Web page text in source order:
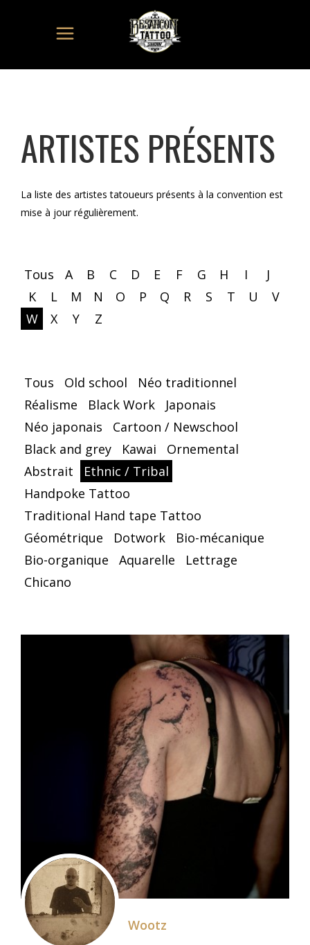
ARTISTES PRÉSENTS
La liste des artistes tatoueurs présents à la convention est
mise à jour régulièrement.
Tous A B C D E F G H I
J
K
L M N O P Q R S T U
V
W
X Y Z
Tous Old school
Néo traditionnel
Réalisme
Black Work
Japonais
Néo japonais
Cartoon / Newschool
Black and grey
Kawai
Ornemental
Abstrait
Ethnic / Tribal
Handpoke Tattoo
Traditional Hand tape Tattoo
Géométrique
Dotwork
Bio-mécanique
Bio-organique
Aquarelle
Lettrage
Chicano
Wootz